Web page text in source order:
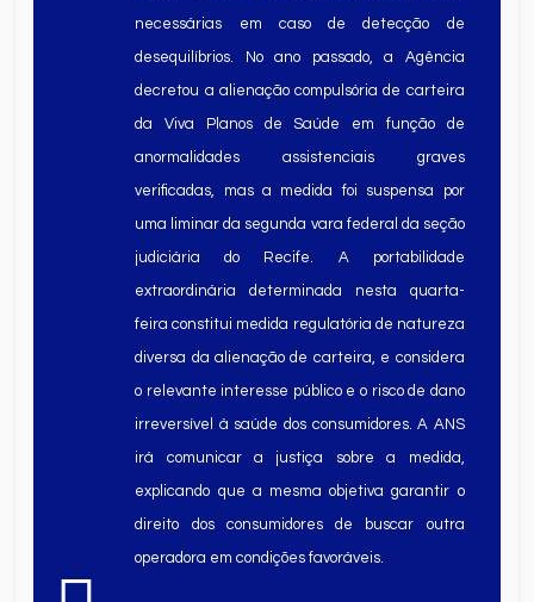
necessárias em caso de detecção de
desequilíbrios. No ano passado, a Agência
decretou a alienação compulsória de carteira
da Viva Planos de Saúde em função de
anormalidades assistenciais graves
verificadas, mas a medida foi suspensa por
uma liminar da segunda vara federal da seção
judiciária do Recife. A portabilidade
extraordinária determinada nesta quarta-
feira constitui medida regulatória de natureza
diversa da alienação de carteira, e considera
o relevante interesse público e o risco de dano
irreversível à saúde dos consumidores. A ANS
irá comunicar a justiça sobre a medida,
explicando que a mesma objetiva garantir o
direito dos consumidores de buscar outra
operadora em condições favoráveis.